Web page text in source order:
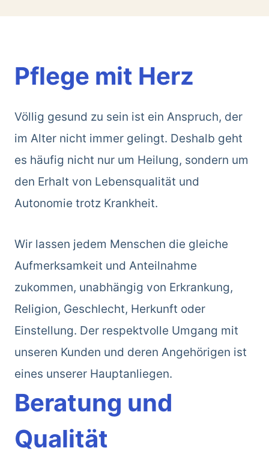
Pflege mit Herz
Völlig gesund zu sein ist ein Anspruch, der
im Alter nicht immer gelingt. Deshalb geht
es häufig nicht nur um Heilung, sondern um
den Erhalt von Lebensqualität und
Autonomie trotz Krankheit.
Wir lassen jedem Menschen die gleiche
Aufmerksamkeit und Anteilnahme
zukommen, unabhängig von Erkrankung,
Religion, Geschlecht, Herkunft oder
Einstellung. Der respektvolle Umgang mit
unseren Kunden und deren Angehörigen ist
eines unserer Hauptanliegen.
Beratung und
Qualität